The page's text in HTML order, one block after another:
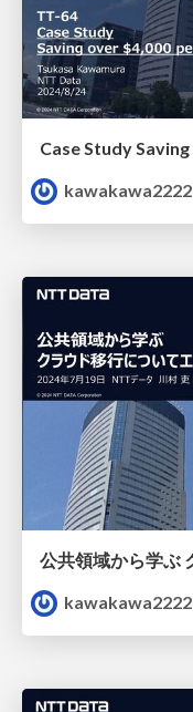
kawakawa2222
kawakawa2222